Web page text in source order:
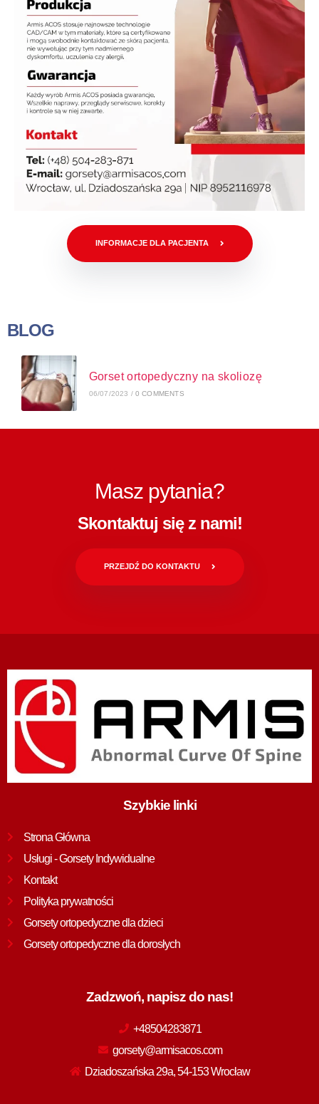
INFORMACJE DLA PACJENTA
BLOG
Gorset ortopedyczny na skoliozę
06/07/2023 / 0 COMMENTS
Masz pytania?
Skontaktuj się z nami!
PRZEJDŹ DO KONTAKTU
Szybkie linki
Strona Główna
Usługi - Gorsety Indywidualne
Kontakt
Polityka prywatności
Gorsety ortopedyczne dla dzieci
Gorsety ortopedyczne dla dorosłych
Zadzwoń, napisz do nas!
+48504283871
gorsety@armisacos.com
Dziadoszańska 29a, 54-153 Wrocław